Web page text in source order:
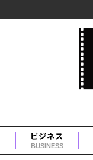
ビジネス
BUSINESS